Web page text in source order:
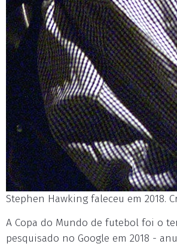
Stephen Hawking faleceu em 2018.
A Copa do Mundo de futebol foi o
pesquisado no Google em 2018 -